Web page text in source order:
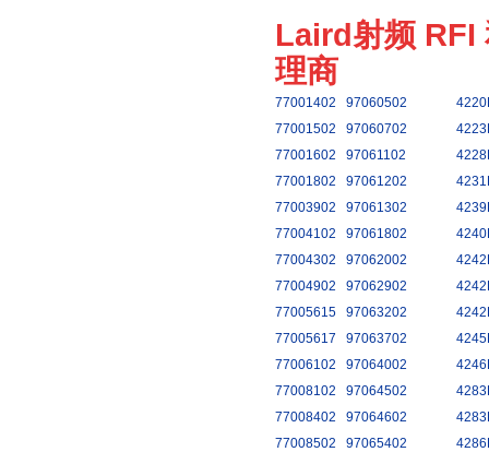
Laird射频 RFI
理商
77001402 97060502
77001502
97060702
77001602
97061102
77001802
97061202
77003902
97061302
77004102
97061802
77004302
97062002
77004902
97062902
77005615
97063202
77005617
97063702
77006102
97064002
77008102
97064502
77008402
97064602
77008502
97065402